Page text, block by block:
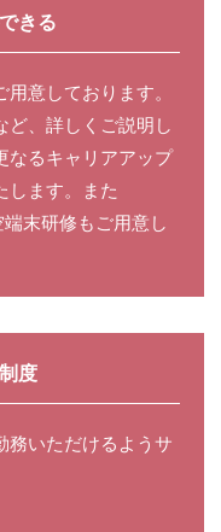
きる
意しております。
ど、詳しくご説明し
なるキャリアアップ
します。また
末研修もご用意し
度
務いただけるようサ